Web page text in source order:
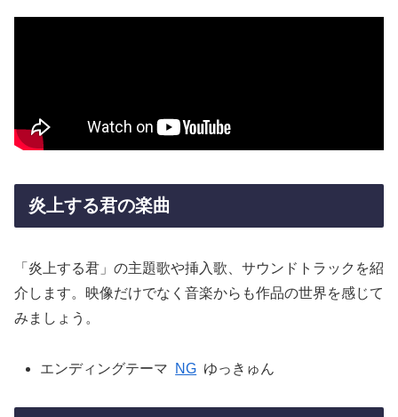
炎上する君の楽曲
「炎上する君」の主題歌や挿入歌、サウンドトラックを紹
介します。映像だけでなく音楽からも作品の世界を感じて
みましょう。
エンディングテーマ NG ゆっきゅん